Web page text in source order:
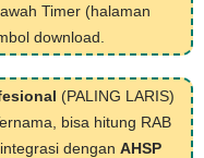
Timer (halaman
download.
(PALING LARIS)
bisa hitung RAB
dengan AHSP